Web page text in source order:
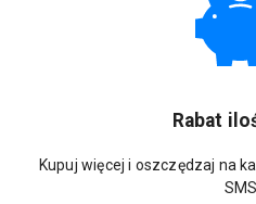
Rabat
Kupuj więcej i oszczędzaj na
SMS.